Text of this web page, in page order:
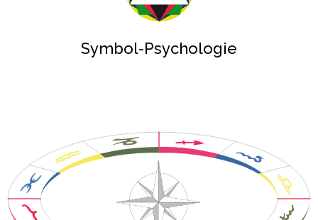
Symbol-Psychologie